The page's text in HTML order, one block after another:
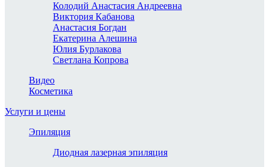
Колодий Анастасия Андреевна
Виктория Кабанова
Анастасия Богдан
Екатерина Алешина
Юлия Бурлакова
Светлана Копрова
Видео
Косметика
Услуги и цены
Эпиляция
Диодная лазерная эпиляция